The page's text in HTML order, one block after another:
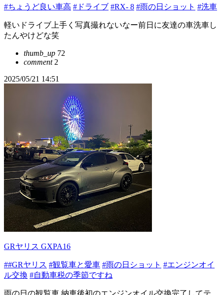
#ちょうど良い車高 #ドライブ #RX- 8 #雨の日ショット #洗車
軽いドライブ上手く写真撮れないなー前日に友達の車洗車し
たんやけどな笑
thumb_up 72
comment2
2025/05/21 14:51
GRヤリス GXPA16
##GRヤリス #観覧車と愛車 #雨の日ショット #エンジンオイ
ル交換 #自動車税の季節ですね
雨の日の観覧車 納車後初のエンジンオイル交換完了してテ